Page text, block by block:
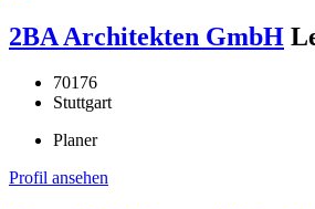
2BA Architekten GmbH
70176
Stuttgart
Planer
Profil ansehen